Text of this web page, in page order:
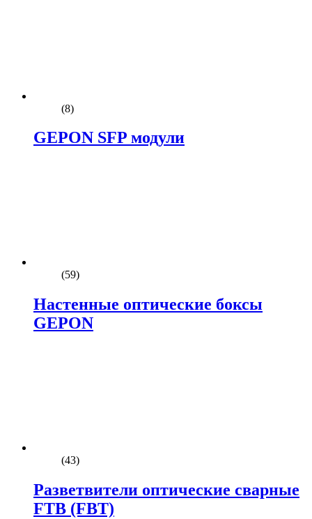
(8)
GEPON SFP модули
(59)
Настенные оптические боксы
GEPON
(43)
Разветвители оптические сварные
FTB (FBT)